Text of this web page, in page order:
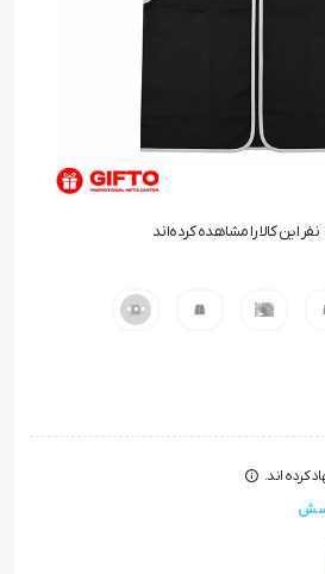
نفر این کالا را مشاهده کرده‌اند